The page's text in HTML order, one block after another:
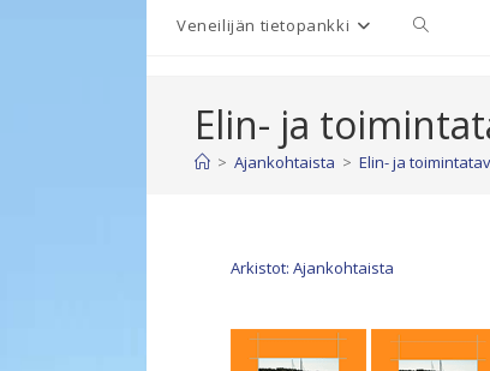
Veneilijän tietopankki Toggle
search
Elin- ja
> Ajankohtaista > Elin- ja
Arkistot: Ajankohtaista